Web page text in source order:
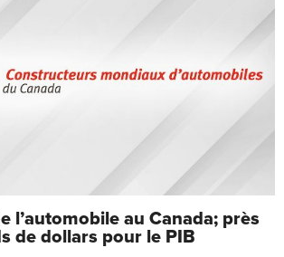
l’automobile au Canada; près
de dollars pour le PIB